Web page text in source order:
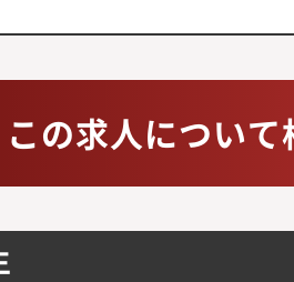
この求人につい